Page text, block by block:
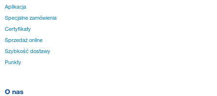
Aplikacja
Specjalne zamówienia
Certyfikaty
Sprzedaż online
Szybkość dostawy
Punkty
O nas